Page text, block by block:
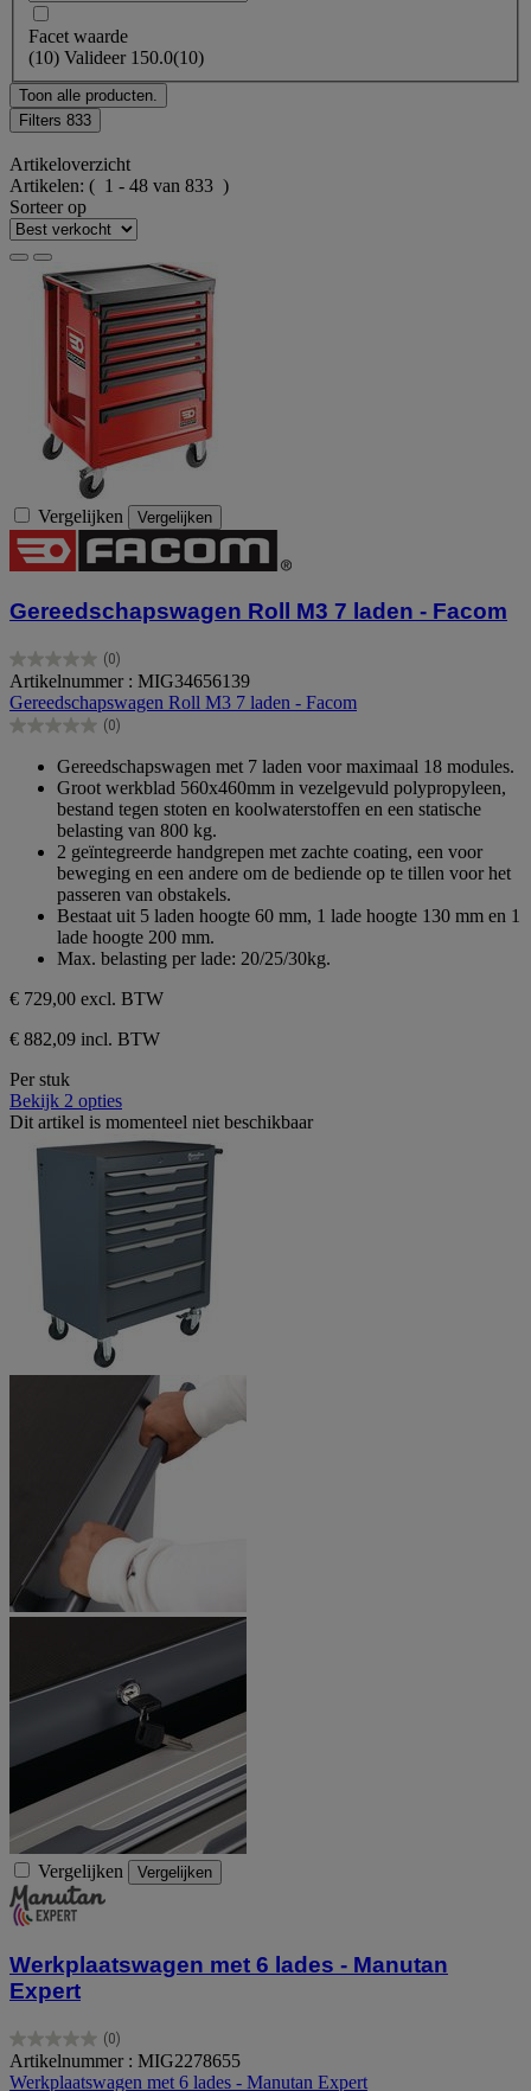
Facet waarde
(10) Valideer 150.0(10)
Toon alle producten.
Filters 833
Artikeloverzicht
Artikelen: ( 1 - 48 van 833 )
Sorteer op
Vergelijken Vergelijken
Gereedschapswagen Roll M3 7 laden - Facom
(0)
0.0
van
de
5
Artikelnummer : MIG34656139
Gereedschapswagen Roll M3 7 laden - Facom
(0)
0.0
sterren.
Gereedschapswagen met 7 laden voor maximaal 18 modules.
Groot werkblad 560x460mm in vezelgevuld polypropyleen,
bestand tegen stoten en koolwaterstoffen en een statische
belasting van 800 kg.
2 geïntegreerde handgrepen met zachte coating, een voor
beweging en een andere om de bediende op te tillen voor het
passeren van obstakels.
Bestaat uit 5 laden hoogte 60 mm, 1 lade hoogte 130 mm en 1
lade hoogte 200 mm.
Max. belasting per lade: 20/25/30kg.
€ 729,00 excl. BTW
€ 882,09 incl. BTW
Per stuk
Bekijk 2 opties
Dit artikel is momenteel niet beschikbaar
Vergelijken Vergelijken
Werkplaatswagen met 6 lades - Manutan
Expert
(0)
0.0
van
Artikelnummer : MIG2278655
Werkplaatswagen met 6 lades - Manutan Expert